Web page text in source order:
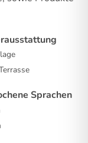
Sprachen